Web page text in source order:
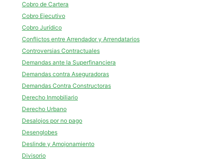
Cobro de Cartera
Cobro Ejecutivo
Cobro Jurídico
Conflictos entre Arrendador y Arrendatarios
Controversias Contractuales
Demandas ante la Superfinanciera
Demandas contra Aseguradoras
Demandas Contra Constructoras
Derecho Inmobiliario
Derecho Urbano
Desalojos por no pago
Desenglobes
Deslinde y Amojonamiento
Divisorio